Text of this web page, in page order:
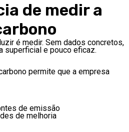
de medir a
é medir. Sem dados concretos,
superficial e pouco eficaz.
permite que a empresa
de emissão
de melhoria